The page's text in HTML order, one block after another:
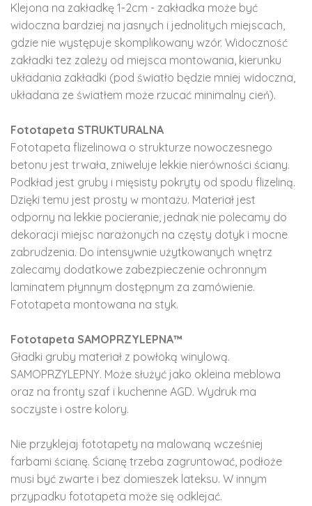
Klejona na zakładkę 1-2cm - zakładka może być
widoczna bardziej na jasnych i jednolitych miejscach,
gdzie nie występuje skomplikowany wzór. Widoczność
zakładki tez zależy od miejsca montowania, kierunku
układania zakładki (pod światło będzie mniej widoczna,
układana ze światłem może rzucać minimalny cień).
Fototapeta STRUKTURALNA
Fototapeta flizelinowa o strukturze nowoczesnego
betonu jest trwała, zniweluje lekkie nierówności ściany.
Podkład jest gruby i mięsisty pokryty od spodu flizeliną.
Dzięki temu jest prosty w montażu. Materiał jest
odporny na lekkie pocieranie, jednak nie polecamy do
dekoracji miejsc narażonych na częsty dotyk i mocne
zabrudzenia. Do intensywnie użytkowanych wnętrz
zalecamy dodatkowe zabezpieczenie ochronnym
laminatem płynnym dostępnym za zamówienie.
Fototapeta montowana na styk.
Fototapeta SAMOPRZYLEPNA™
Gładki gruby materiał z powłoką winylową.
SAMOPRZYLEPNY. Może służyć jako okleina meblowa
oraz na fronty szaf i kuchenne AGD. Wydruk ma
soczyste i ostre kolory.
Nie przyklejaj fototapety na malowaną wcześniej
farbami ścianę. Ścianę trzeba zagruntować, podłoże
musi być zwarte i bez domieszek lateksu. W innym
przypadku fototapeta może się odklejać.